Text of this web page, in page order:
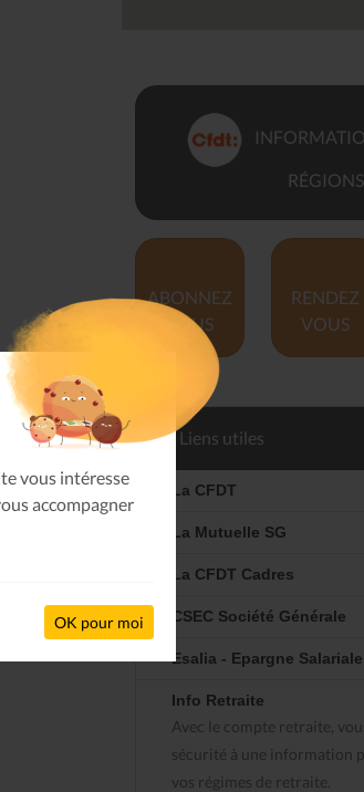
vous intéresse
accompagner
OK pour moi
RÉGIONS
ABONNEZ
VOUS
RENDEZ
VOUS
Liens utiles
La CFDT
La Mutuelle SG
La CFDT Cadres
CSEC Société Générale
Esalia - Epargne
Info Retraite
Avec le compte retraite,
sécurité à une information
vos régimes de retraite.